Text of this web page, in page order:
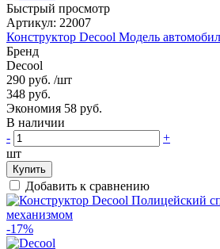
Быстрый просмотр
Артикул: 22007
Конструктор Decool Модель
Бренд
Decool
290 руб. /шт
348 руб.
Экономия 58 руб.
В наличии
-
+
шт
Купить
Добавить к сравнению
-17%